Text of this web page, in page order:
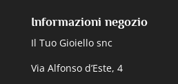
Informazioni negozio
Il Tuo Gioiello snc
Via Alfonso d’Este, 4